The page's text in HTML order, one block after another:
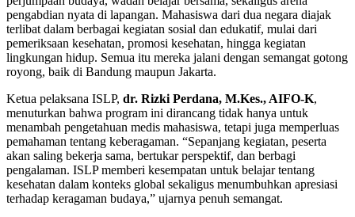
pengabdian nyata di lapangan. Mahasiswa dari dua negara diajak
terlibat dalam berbagai kegiatan sosial dan edukatif, mulai dari
pemeriksaan kesehatan, promosi kesehatan, hingga kegiatan
lingkungan hidup. Semua itu mereka jalani dengan semangat gotong
royong, baik di Bandung maupun Jakarta.
Ketua pelaksana ISLP, dr. Rizki Perdana, M.Kes., AIFO-K,
menuturkan bahwa program ini dirancang tidak hanya untuk
menambah pengetahuan medis mahasiswa, tetapi juga memperluas
pemahaman tentang keberagaman. “Sepanjang kegiatan, peserta
akan saling bekerja sama, bertukar perspektif, dan berbagi
pengalaman. ISLP memberi kesempatan untuk belajar tentang
kesehatan dalam konteks global sekaligus menumbuhkan apresiasi
terhadap keragaman budaya,” ujarnya penuh semangat.